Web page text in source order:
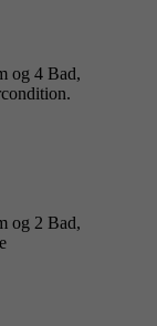
og 4 Bad,
og 2 Bad,